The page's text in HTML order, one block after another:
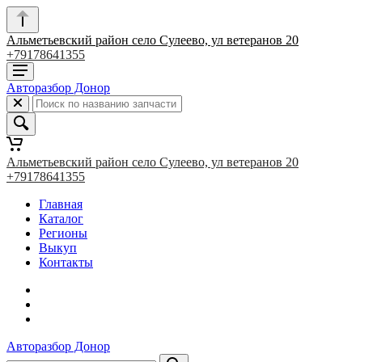
Альметьевский район село Сулеево, ул ветеранов 20
+79178641355
Авторазбор Донор
Альметьевский район село Сулеево, ул ветеранов 20
+79178641355
Главная
Каталог
Регионы
Выкуп
Контакты
Авторазбор Донор